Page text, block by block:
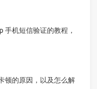
手机短信验证的教程，
顿的原因，以及怎么解